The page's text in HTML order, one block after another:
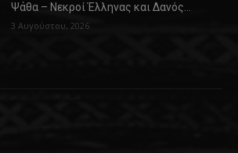
Ψάθα – Νεκροί Έλληνας και Δανός…
3 Αυγούστου, 2026